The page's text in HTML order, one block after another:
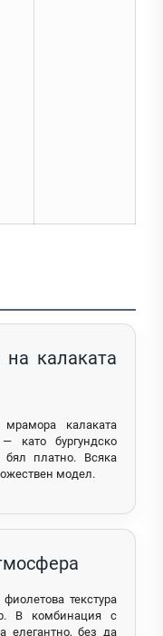
на калаката
мрамора калаката
като бургундско
платно. Всяка
модел.
текстура
В комбинация с
елегантно, без да